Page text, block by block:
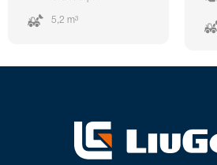
5,2 m³